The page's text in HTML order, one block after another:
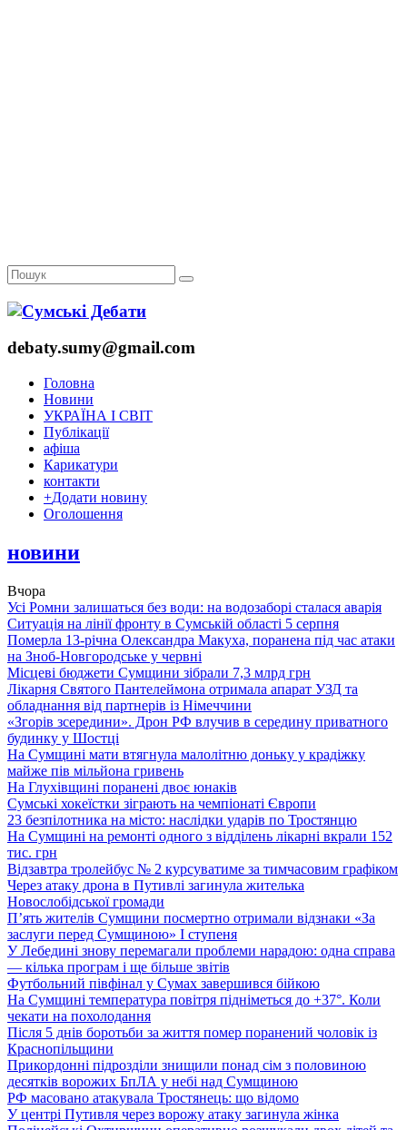
debaty.sumy@gmail.com
Головна
Новини
УКРАЇНА І СВІТ
Публікації
афіша
Карикатури
контакти
+Додати новину
Оголошення
новини
Вчора
Усі Ромни залишаться без води: на водозаборі сталася аварія
Ситуація на лінії фронту в Сумській області 5 серпня
Померла 13-річна Олександра Макуха, поранена під час атаки
на Зноб-Новгородське у червні
Місцеві бюджети Сумщини зібрали 7,3 млрд грн
Лікарня Святого Пантелеймона отримала апарат УЗД та
обладнання від партнерів із Німеччини
«Згорів зсередини». Дрон РФ влучив в середину приватного
будинку у Шостці
На Сумщині мати втягнула малолітню доньку у крадіжку
майже пів мільйона гривень
На Глухівщині поранені двоє юнаків
Сумські хокеїстки зіграють на чемпіонаті Європи
23 безпілотника на місто: наслідки ударів по Тростянцю
На Сумщині на ремонті одного з відділень лікарні вкрали 152
тис. грн
Відзавтра тролейбус № 2 курсуватиме за тимчасовим графіком
Через атаку дрона в Путивлі загинула жителька
Новослобідської громади
П’ять жителів Сумщини посмертно отримали відзнаки «За
заслуги перед Сумщиною» І ступеня
У Лебедині знову перемагали проблеми нарадою: одна справа
— кілька програм і ще більше звітів
Футбольний півфінал у Сумах завершився бійкою
На Сумщині температура повітря підніметься до +37°. Коли
чекати на похолодання
Після 5 днів боротьби за життя помер поранений чоловік із
Краснопільщини
Прикордонні підрозділи знищили понад сім з половиною
десятків ворожих БпЛА у небі над Сумщиною
РФ масовано атакувала Тростянець: що відомо
У центрі Путивля через ворожу атаку загинула жінка